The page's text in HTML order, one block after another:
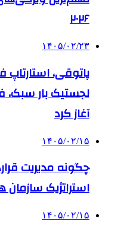
۲۰۲۶
۱۴۰۵/۰۲/۲۳
پاتوقی،
لجستیک بار سبک،
آغاز کرد
۱۴۰۵/۰۲/۱۵
چگونه مدیریت
استراتژیک
۱۴۰۵/۰۲/۱۵